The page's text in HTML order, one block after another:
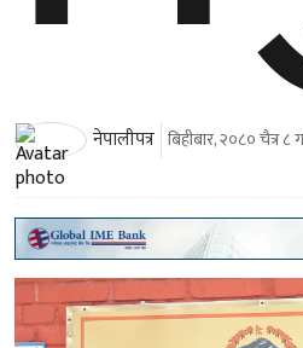
नेपालीपत्र बिहीबार, २०८० चैत्र